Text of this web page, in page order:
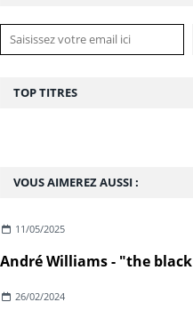
VOUS AIMEREZ AUSSI :
11/05/2025
26/02/2024
TOP TITRES